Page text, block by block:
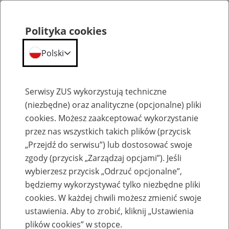
Emerytury
Baza zlikwidowanych lub
przekształconych zakładów pracy
Polityka cookies
Polski
Serwisy ZUS wykorzystują techniczne
(niezbędne) oraz analityczne (opcjonalne) pliki
cookies. Możesz zaakceptować wykorzystanie
przez nas wszystkich takich plików (przycisk
„Przejdź do serwisu”) lub dostosować swoje
zgody (przycisk „Zarządzaj opcjami”). Jeśli
wybierzesz przycisk „Odrzuć opcjonalne”,
będziemy wykorzystywać tylko niezbędne pliki
cookies. W każdej chwili możesz zmienić swoje
ustawienia. Aby to zrobić, kliknij „Ustawienia
plików cookies” w stopce.